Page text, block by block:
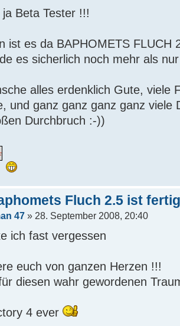
Beta Tester !!!
ist es da BAPHOMETS FLUCH
es sicherlich noch mehr als
alles erdenklich Gute, viele
und ganz ganz ganz ganz viele
Durchbruch :-))
Fluch 2.5 ist fertig
47 » 28. September 2008, 20:40
ich fast vergessen
euch von ganzen Herzen !!!
diesen wahr gewordenen
4 ever